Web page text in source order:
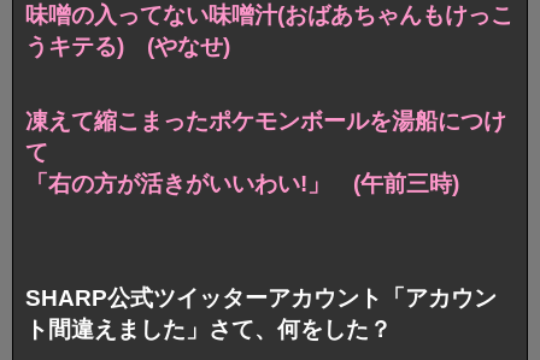
味噌の入ってない味噌汁(おばあちゃんもけっこ
うキテる) (やなせ)
凍えて縮こまったポケモンボールを湯船につけ
て
「右の方が活きがいいわい!」 (午前三時)
SHARP公式ツイッターアカウント「アカウン
ト間違えました」さて、何をした？